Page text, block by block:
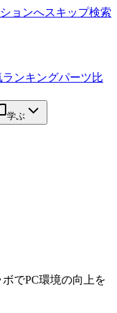
ョンへスキップ検索
ランキングパーツ比
学ぶ
ボでPC環境の向上を